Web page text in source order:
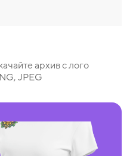
архив с лого
JPEG